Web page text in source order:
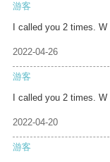
游客
I called you 2 times. W
2022-04-26
游客
I called you 2 times. W
2022-04-20
游客